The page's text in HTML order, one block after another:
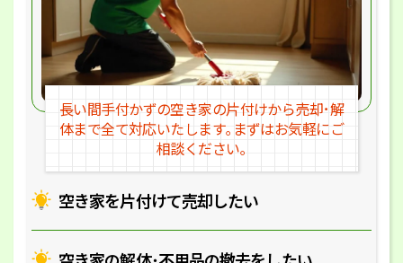
空き家を片付けて売却したい
長い間手付かずの空き家の片付けから売却･解
体まで全て対応いたします｡ まずはお気軽にご
相談ください｡